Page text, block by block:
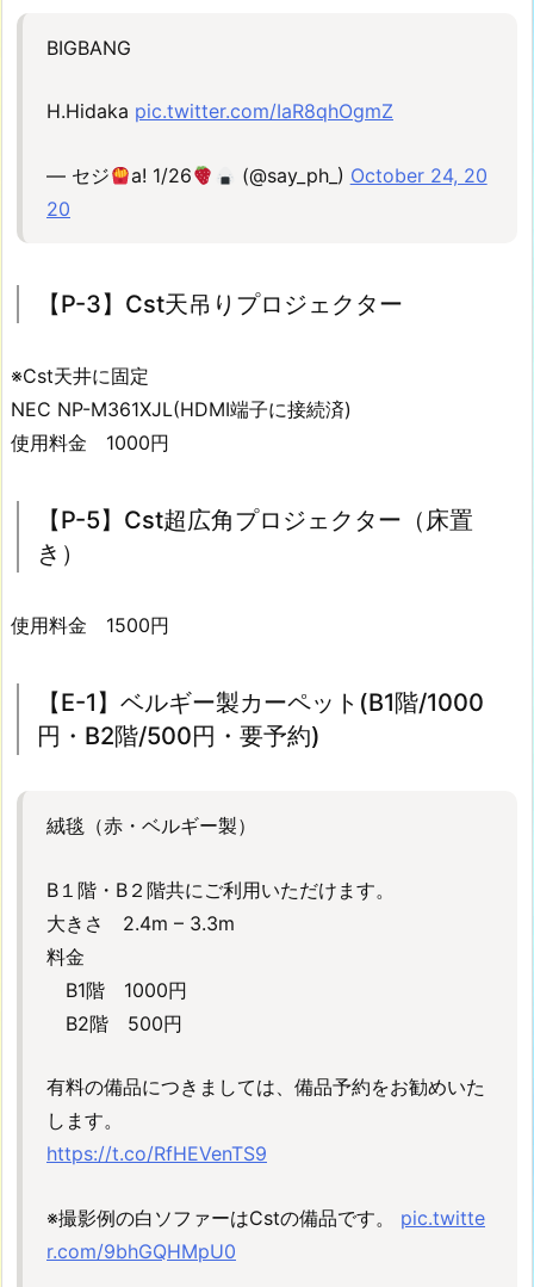
c】
ー
イ
(B
B
階
共
台
つ
き
1
0
要
予
約)
【S
2】
動
画
モ
ー
BIGBANG
H.Hidaka pic.twitter.com/IaR8qhOgmZ
— セジ a! 1/26 (@say_ph_) October 24, 20
20
【P-3】Cst天吊りプロジェクター
※Cst天井に固定
NEC NP-M361XJL(HDMI端子に接続済)
使用料金 1000円
【P-5】Cst超広角プロジェクター（床置
き）
使用料金 1500円
【E-1】ベルギー製カーペット(B1階/1000
円・B2階/500円・要予約)
絨毯（赤・ベルギー製）
B１階・B２階共にご利用いただけます。
大きさ 2.4m – 3.3m
料金
B1階 1000円
B2階 500円
有料の備品につきましては、備品予約をお勧めいた
します。
https://t.co/RfHEVenTS9
※撮影例の白ソファーはCstの備品です。 pic.twitte
r.com/9bhGQHMpU0